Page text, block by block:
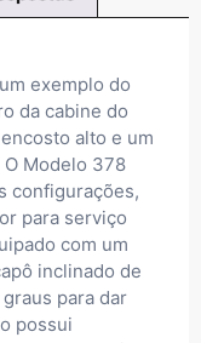
exemplo do
da cabine do
alto e um
Modelo 378
configurações,
para serviço
com um
inclinado de
para dar
possui